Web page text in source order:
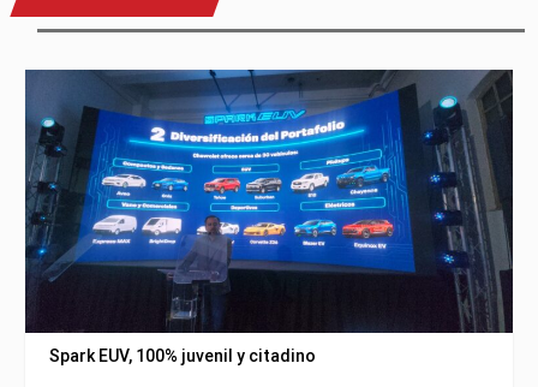
Spark EUV, 100% juvenil y citadino